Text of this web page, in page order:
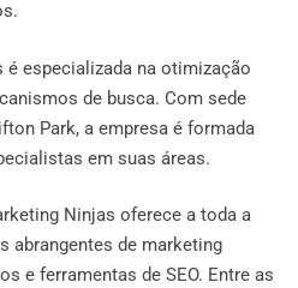
especializada na otimização
de busca. Com sede
Park, a empresa é formada
em suas áreas.
Ninjas oferece a toda a
abrangentes de marketing
e ferramentas de SEO. Entre as